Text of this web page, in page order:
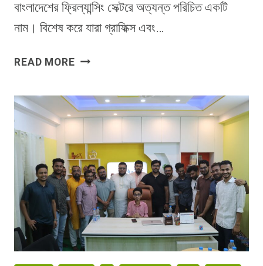
বাংলাদেশের ফ্রিল্যান্সিং সেক্টরে অত্যন্ত পরিচিত একটি
নাম। বিশেষ করে যারা গ্রাফিক্স এবং…
READ MORENFCON
–
IMRAN
ALI
DINA
স্যারের
আগমন